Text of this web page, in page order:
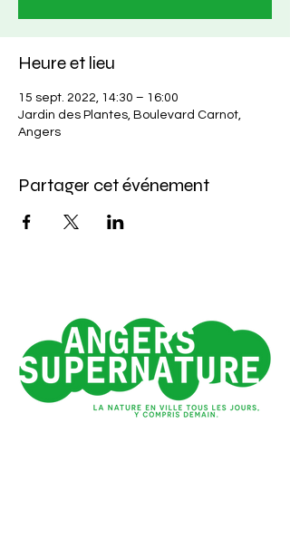
Heure et lieu
15 sept. 2022, 14:30 – 16:00
Jardin des Plantes, Boulevard Carnot,
Angers
Partager cet événement